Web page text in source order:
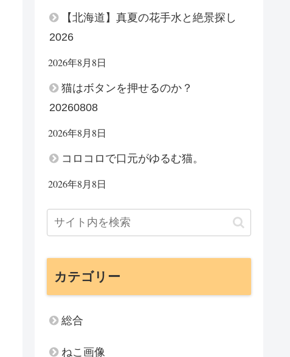
【北海道】真夏の花手水と絶景探し
2026
2026年8月8日
猫はボタンを押せるのか？
20260808
2026年8月8日
コロコロで口元がゆるむ猫。
2026年8月8日
カテゴリー
総合
ねこ画像